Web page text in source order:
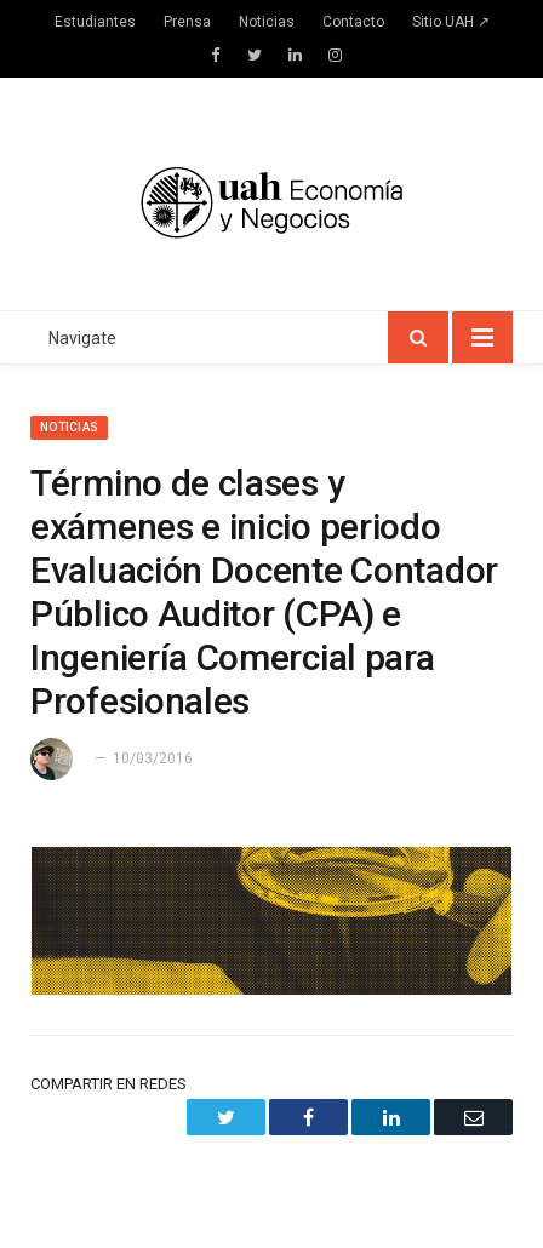
Estudiantes Prensa Noticias Contacto Sitio UAH ↗
FacebookTwitterLinkedInInstagram
Navigate
NOTICIAS
Término de clases y
exámenes e inicio periodo
Evaluación Docente Contador
Público Auditor (CPA) e
Ingeniería Comercial para
Profesionales
10/03/2016
COMPARTIR EN REDES
Facebook LinkedIn Email